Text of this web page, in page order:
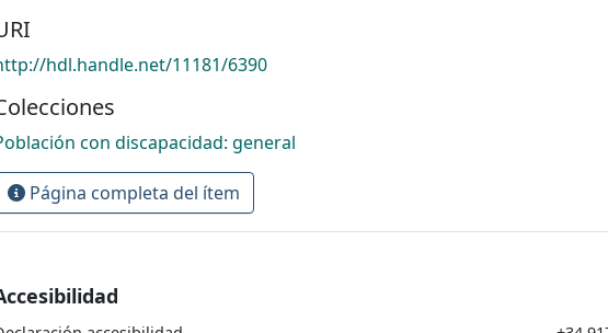
hdl.handle.net/11181/6390
con discapacidad: general
Página completa del ítem